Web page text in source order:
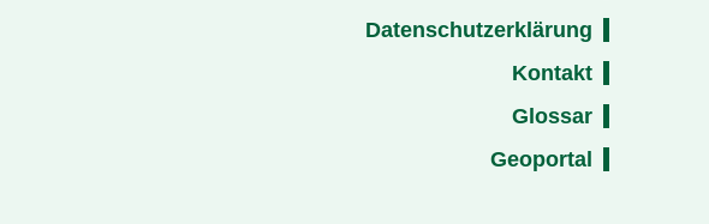
Datenschutzerklärung
Kontakt
Glossar
Geoportal